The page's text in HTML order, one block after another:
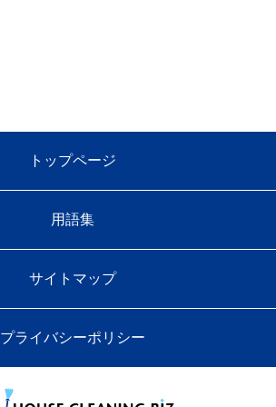
トップページ
用語集
サイトマップ
プライバシーポリシー